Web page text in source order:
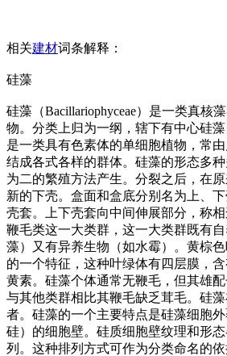
相关建材词条解释：
硅藻
硅藻（Bacillariophyceae）是一类真核
物。分类上归为一纲，辖下有中心硅
是一类具有色素体的单细胞植物，常
结成各式各样的群体。硅藻的形态多
为二的繁殖方法产生。分裂之后，在
新的下壳。盒面和盒底分别名为上、
壳套。上下壳套向中间伸展部分，称
鞭毛类这一大类群，这一大类群既有
藻）又有异养生物（如水霉）。黄棕
的一个特征，这种叶绿体有四层膜，
黄素。硅藻个体通常无鞭毛，但其雄
与其他类群相比其鞭毛缺乏茸毛。硅
者。硅藻的一个主要特点是硅藻细胞
硅）的细胞壁。硅质细胞壁纹理和形
列。这种排列方式可作为分类命名的